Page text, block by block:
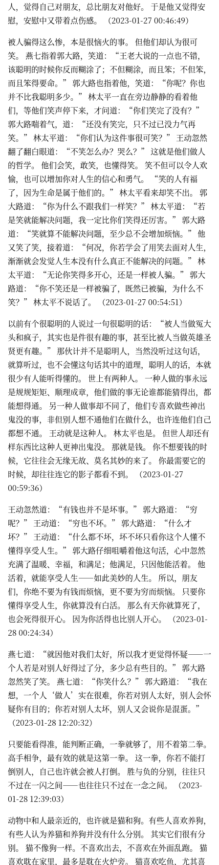
人，觉得自己对朋友，总比朋友对他好。 于是他又觉得安
慰，安慰中又带着点伤感。 （2023-01-27 00:46:49）
被人骗得这么惨，本是很恼火的事。 但他们却认为很可
笑。 燕七指着郭大路，笑道：“王老大说的一点也不错，
该聪明的时候你反而糊涂了；不但糊涂，而且笨；不但笨，
而且笨得要命。” 郭大路也指着他，笑道：“你呢？你也
并不比我聪明多少。” 林太平一直在旁边静静的看着他
们，等他们笑声停下来，才问道：“你们笑完了没有？”
郭大路喘着气，道：“还没有笑完，只不过已没力气再
笑。” 林太平道：“你们认为这件事很可笑？” 王动忽然
翻了翻白眼道：“不笑怎么办？哭么？” 这就是他们做人
的哲学。 他们会笑，敢笑，也懂得笑。 笑不但可以令人欢
愉，也可以增加你对人生的信心和勇气。 “笑的人有福
了，因为生命是属于他们的。” 林太平看来却笑不出。 郭
大路道：“你为什么不跟我们一样笑？” 林太平道：“若
是笑就能解决问题，我一定比你们笑得还厉害。” 郭大路
道：“笑就算不能解决问题，至少总不会增加烦恼。” 他
又笑了笑，接着道：“何况，你若学会了用笑去面对人生，
渐渐就会发觉人生本没有什么真正不能解决的问题。” 林
太平道：“无论你笑得多开心，还是一样被人骗。” 郭大
路道：“你不笑还是一样被骗了，既然已被骗，为什么不
笑？” 林太平不说话了。 （2023-01-27 00:54:51）
以前有个很聪明的人说过一句很聪明的话：“被人当做冤大
头和疯子，其实也是件很有趣的事，甚至比被人当做英雄圣
贤更有趣。” 那伙计并不是聪明人，当然没听过这句话，
就算听过，也不会懂这句话其中的道理，聪明人的话，本就
很少有人能听得懂的。 世上有两种人。 一种人做的事永远
是规规矩矩、顺理成章，他们做的事无论谁都能猜得出，都
能想得通。 另一种人做事却不同了，他们专喜欢做些神出
鬼没的事，非但别人想不通他们在做什么，也许连他们自己
都想不通。 王动就是这种人。 林太平也是。 但世人却还有
样东西比这种人更神出鬼没。 那就是钱。 你不想要钱的时
候，它往往会无缘无故、莫名其妙的来了。 你最需要它的
时候，却往往连它的影子都看不到。 （2023-01-27
00:59:36）
王动忽然道：“有钱也并不是坏事。” 郭大路道：“穷
呢？” 王动道：“穷也不坏。” 郭大路道：“什么才
坏？” 王动道：“什么都不坏，坏不坏只看你这个人懂不
懂得享受人生。” 郭大路仔细咀嚼着他这句活，心中忽然
充满了温暖、幸福，和满足；他满足，只因他能活着。 他
活着，就能享受人生——如此美妙的人生。 所以，朋友
们，你绝不要为有钱而烦恼，更不要为穷而烦恼。 只要你
懂得享受人生，你就算没有白活。 那么有天你就算死了，
也会死得很开心。 因为你活得也比别人开心。 （2023-01-
28 00:24:34）
燕七道：“就因他对我们太好，所以我才更觉得怀疑——一
个人若是对别人好得过了分，多少总有些目的。” 郭大路
忽然笑了笑。 燕七道：“你笑什么？” 郭大路道：“我在
想，一个人‘做人’实在很难，你若对别人太好，别人会怀
疑你有目的；你若对别人太坏，别人又会说你是混蛋。”
（2023-01-28 12:20:32）
只要能看得准，能判断正确，一拳就够了，用不着第二拳。
高手相争，最有效的就是这第一拳。 这一拳，你若不能打
倒别人，自己也许就会被人打倒。 胜与负的分别，往往只
不过在一闪之间——也往往只不过在一念之间。 （2023-
01-28 12:39:03）
动物中和人最亲近的，也许就是猫和狗。有些人喜欢养狗，
有些人认为养猫和养狗并没有什么分别。 其实它们很有分
别。 猫不像狗一样。不喜欢出去，不喜欢在外面乱跑。 猫
喜欢耽在家里，最多是耽在火炉旁。 猫喜欢吃鱼，尤其喜